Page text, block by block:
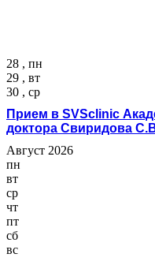
28 , пн
29 , вт
30 , ср
Прием в SVSclinic
доктора Свиридова
Август 2026
пн
вт
ср
чт
пт
сб
вс